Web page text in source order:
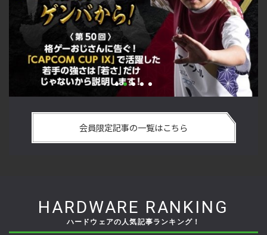
の強さは 「若さ」だけじゃないから説明します！【ストーム
久保のプロ格闘ゲーマーのゲンバから！ 第50回】
会員限定記事の一覧はこちら
HARDWARE RANKING
ハードウェアの人気記事ランキング！